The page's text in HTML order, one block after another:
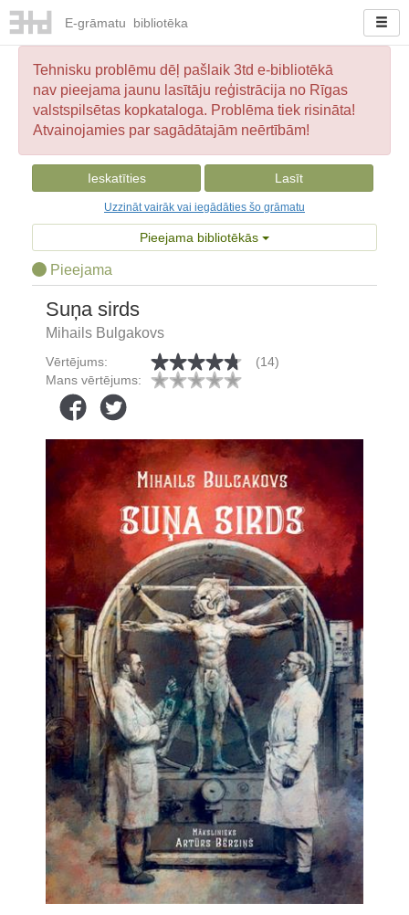
E-grāmatu bibliotēka
Tehnisku problēmu dēļ pašlaik 3td e-bibliotēkā
nav pieejama jaunu lasītāju reģistrācija no Rīgas
valstspilsētas kopkataloga. Problēma tiek risināta!
Atvainojamies par sagādātajām neērtībām!
Ieskatīties Lasīt
Uzzināt vairāk vai iegādāties šo grāmatu
Pieejama bibliotēkās
Pieejama
Suņa sirds
Mihails Bulgakovs
Vērtējums:
(14)
Mans vērtējums: